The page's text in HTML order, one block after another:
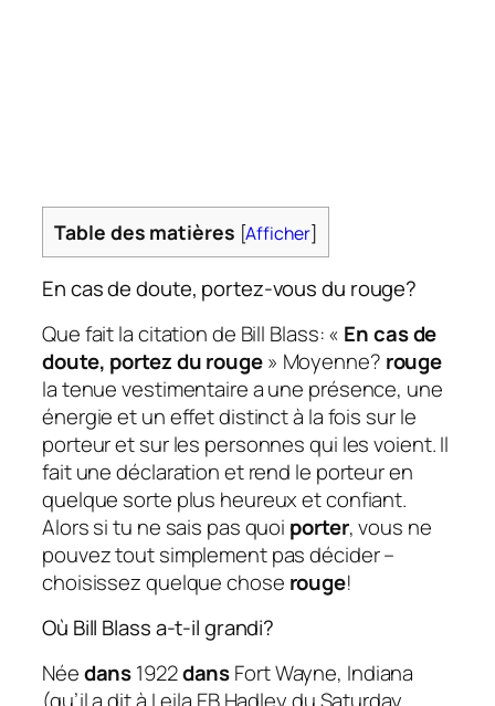
Table des matières [Afficher]
En cas de doute, portez-vous du rouge?
Que fait la citation de Bill Blass: « En cas de
doute, portez du rouge» Moyenne? rouge
la tenue vestimentaire a une présence, une
énergie et un effet distinct à la fois sur le
porteur et sur les personnes qui les voient. Il
fait une déclaration et rend le porteur en
quelque sorte plus heureux et confiant.
Alors si tu ne sais pas quoi porter, vous ne
pouvez tout simplement pas décider –
choisissez quelque chose rouge!
Où Bill Blass a-t-il grandi?
Néedans1922dansFort Wayne, Indiana
(qu’il a dit à Leila EB Hadley du Saturday